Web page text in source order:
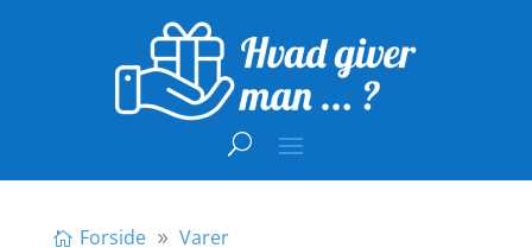
Forside
Varer